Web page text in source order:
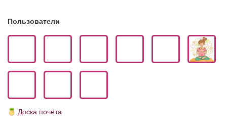
Пользователи
Доска почёта